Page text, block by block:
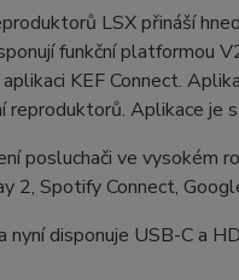
LSX přináší
funkční platformou
KEF Connect.
Aplikace je
posluchači ve vysokém
2, Spotify Connect,
disponuje USB-C a